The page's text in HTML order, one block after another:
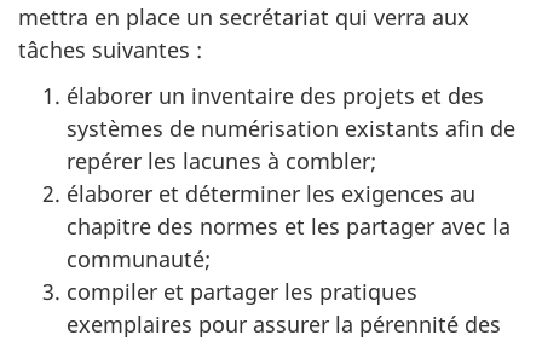
mettra en place un secrétariat qui verra aux
tâches suivantes :
élaborer un inventaire des projets et des
systèmes de numérisation existants afin de
repérer les lacunes à combler;
élaborer et déterminer les exigences au
chapitre des normes et les partager avec la
communauté;
compiler et partager les pratiques
exemplaires pour assurer la pérennité des